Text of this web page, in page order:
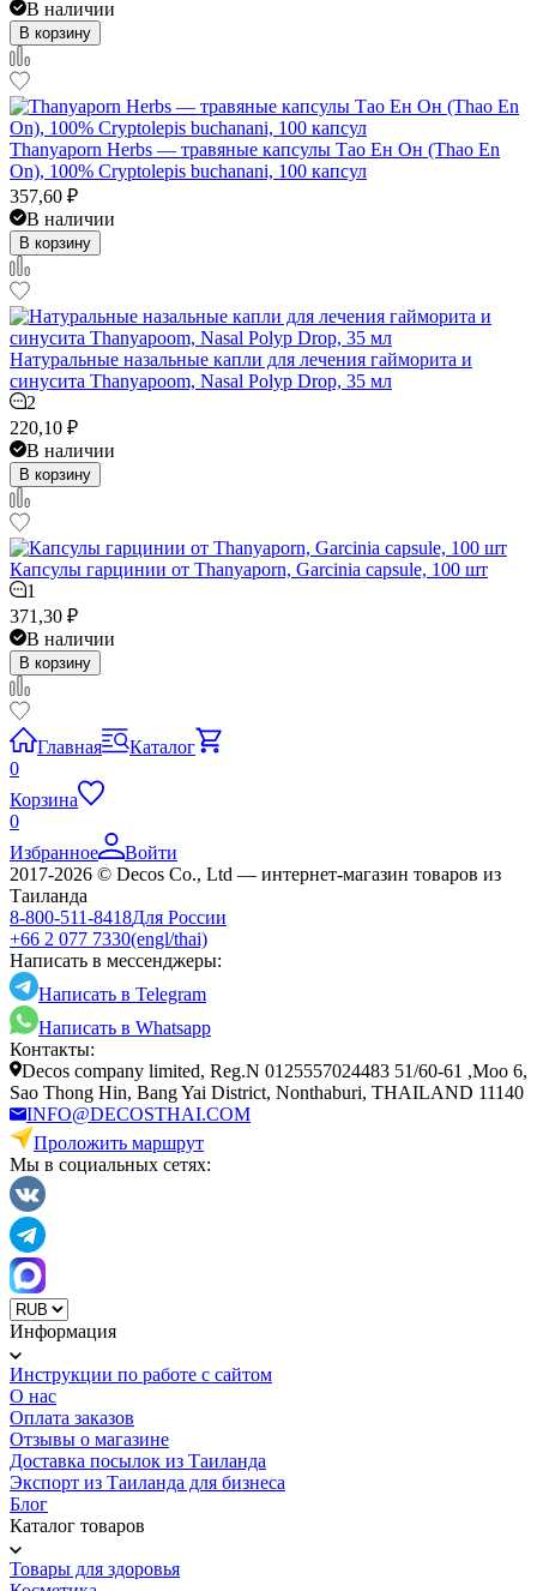
В наличии
В корзину
Thanyaporn Herbs — травяные капсулы Тао Ен Он (Thao En
On), 100% Cryptolepis buchanani, 100 капсул
357,60 ₽
В наличии
В корзину
Натуральные назальные капли для лечения гайморита и
синусита Thanyapoom, Nasal Polyp Drop, 35 мл
2
220,10 ₽
В наличии
В корзину
Капсулы гарцинии от Thanyaporn, Garcinia capsule, 100 шт
1
371,30 ₽
В наличии
В корзину
Главная
Каталог
0
Корзина
0
Избранное
Войти
2017-2026 © Decos Co., Ltd — интернет-магазин товаров из
Таиланда
8-800-511-8418Для России
+66 2 077 7330(engl/thai)
Написать в мессенджеры:
Написать в Telegram
Написать в Whatsapp
Контакты:
Decos company limited, Reg.N 0125557024483 51/60-61 ,Moo 6,
Sao Thong Hin, Bang Yai District, Nonthaburi, THAILAND 11140
INFO@DECOSTHAI.COM
Проложить маршрут
Мы в социальных сетях:
Информация
Инструкции по работе с сайтом
О нас
Оплата заказов
Отзывы о магазине
Доставка посылок из Таиланда
Экспорт из Таиланда для бизнеса
Блог
Каталог товаров
Товары для здоровья